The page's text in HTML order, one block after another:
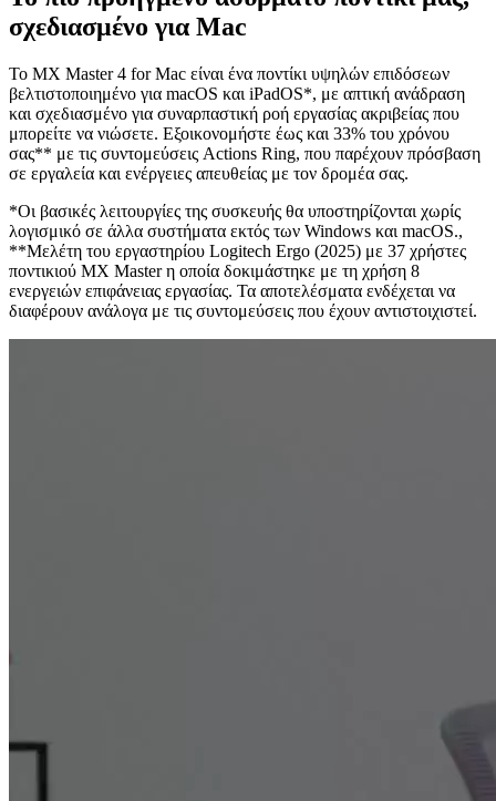
σχεδιασμένο για Mac
Το MX Master 4 for Mac είναι ένα ποντίκι υψηλών επιδόσεων
βελτιστοποιημένο για macOS και iPadOS*, με απτική ανάδραση
και σχεδιασμένο για συναρπαστική ροή εργασίας ακριβείας που
μπορείτε να νιώσετε. Εξοικονομήστε έως και 33% του χρόνου
σας** με τις συντομεύσεις Actions Ring, που παρέχουν πρόσβαση
σε εργαλεία και ενέργειες απευθείας με τον δρομέα σας.
*Οι βασικές λειτουργίες της συσκευής θα υποστηρίζονται χωρίς
λογισμικό σε άλλα συστήματα εκτός των Windows και macOS.,
**Μελέτη του εργαστηρίου Logitech Ergo (2025) με 37 χρήστες
ποντικιού MX Master η οποία δοκιμάστηκε με τη χρήση 8
ενεργειών επιφάνειας εργασίας. Τα αποτελέσματα ενδέχεται να
διαφέρουν ανάλογα με τις συντομεύσεις που έχουν αντιστοιχιστεί.